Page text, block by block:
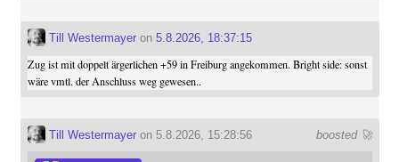
Till Westermayeron 5.8.2026, 18:37:15
Zug ist mit doppelt ärgerlichen +59 in Freiburg angekommen. Bright side: sonst
wäre vmtl. der Anschluss weg gewesen..
boosted 🚀
Till Westermayeron 5.8.2026, 15:28:56